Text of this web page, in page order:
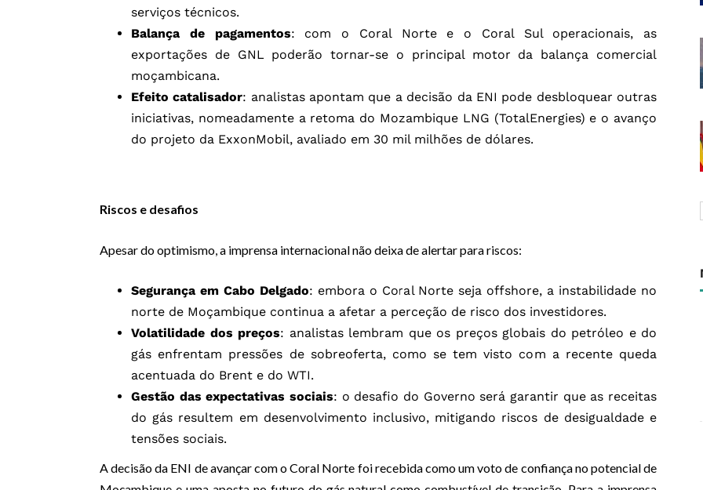
serviços técnicos.
Balança de pagamentos: com o Coral Norte e o Coral Sul operacionais, as
exportações de GNL poderão tornar-se o principal motor da balança comercial
moçambicana.
Efeito catalisador: analistas apontam que a decisão da ENI pode desbloquear outras
iniciativas, nomeadamente a retoma do Mozambique LNG (TotalEnergies) e o avanço
do projeto da ExxonMobil, avaliado em 30 mil milhões de dólares.
Riscos e desafios
Apesar do optimismo, a imprensa internacional não deixa de alertar para riscos:
Segurança em Cabo Delgado: embora o Coral Norte seja offshore, a instabilidade no
norte de Moçambique continua a afetar a perceção de risco dos investidores.
Volatilidade dos preços: analistas lembram que os preços globais do petróleo e do
gás enfrentam pressões de sobreoferta, como se tem visto com a recente queda
acentuada do Brent e do WTI.
Gestão das expectativas sociais: o desafio do Governo será garantir que as receitas
do gás resultem em desenvolvimento inclusivo, mitigando riscos de desigualdade e
tensões sociais.
A decisão da ENI de avançar com o Coral Norte foi recebida como um voto de confiança no potencial de